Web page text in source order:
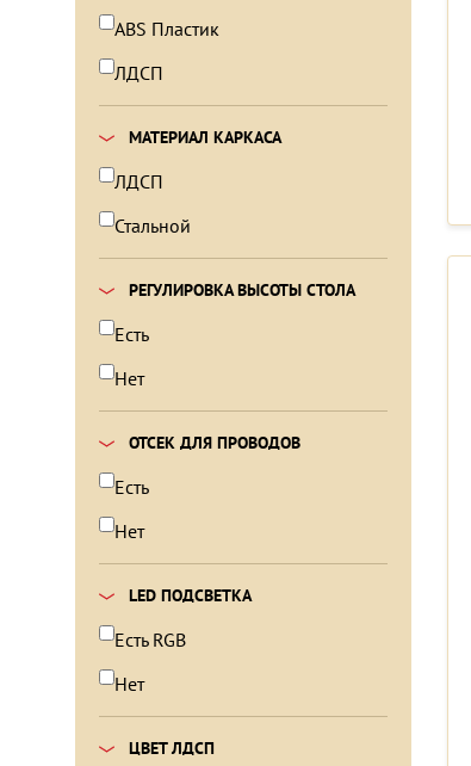
ABS Пластик
ЛДСП
МАТЕРИАЛ КАРКАСА
ЛДСП
Стальной
РЕГУЛИРОВКА ВЫСОТЫ СТОЛА
Есть
Нет
ОТСЕК ДЛЯ ПРОВОДОВ
Есть
Нет
LED ПОДСВЕТКА
Есть RGB
Нет
ЦВЕТ ЛДСП